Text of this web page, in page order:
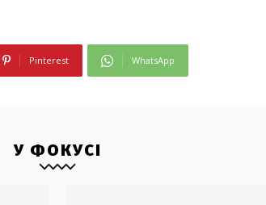
Pinterest WhatsApp
У ФОКУСІ